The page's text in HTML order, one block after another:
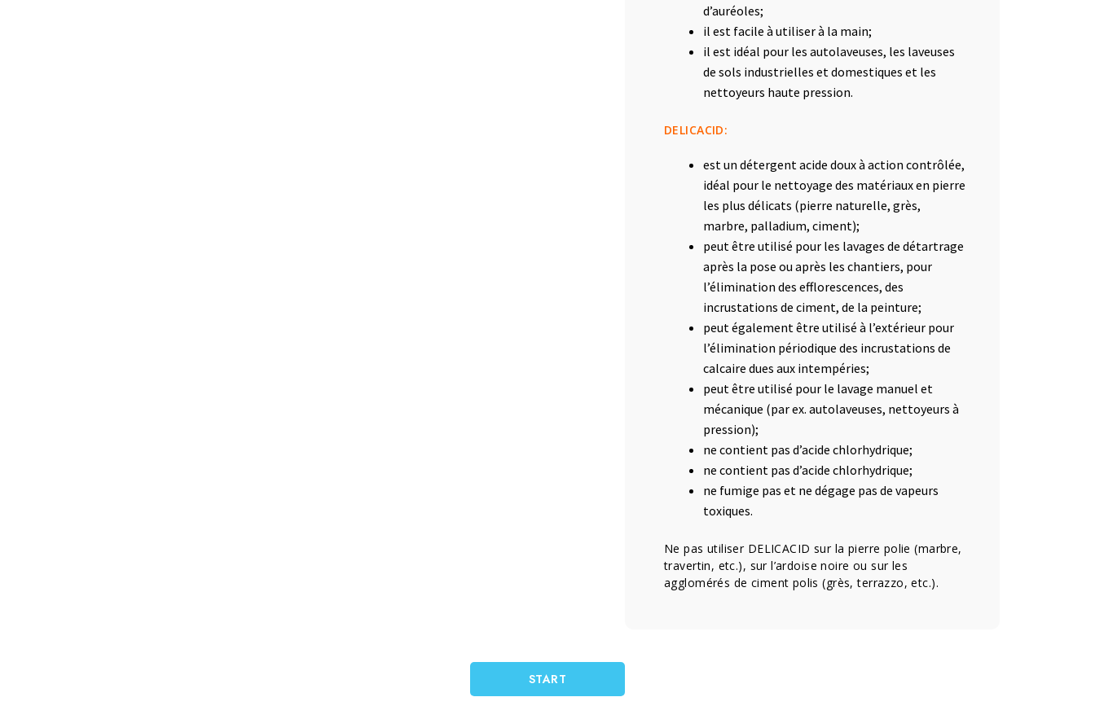
d’auréoles;
il est facile à utiliser à la main;
il est idéal pour les autolaveuses, les laveuses
de sols industrielles et domestiques et les
nettoyeurs haute pression.
DELICACID:
est un détergent acide doux à action contrôlée,
idéal pour le nettoyage des matériaux en pierre
les plus délicats (pierre naturelle, grès,
marbre, palladium, ciment);
peut être utilisé pour les lavages de détartrage
après la pose ou après les chantiers, pour
l’élimination des efflorescences, des
incrustations de ciment, de la peinture;
peut également être utilisé à l’extérieur pour
l’élimination périodique des incrustations de
calcaire dues aux intempéries;
peut être utilisé pour le lavage manuel et
mécanique (par ex. autolaveuses, nettoyeurs à
pression);
ne contient pas d’acide chlorhydrique;
ne contient pas d’acide chlorhydrique;
ne fumige pas et ne dégage pas de vapeurs
toxiques.
Ne pas utiliser DELICACID sur la pierre polie (marbre,
travertin, etc.), sur l’ardoise noire ou sur les
agglomérés de ciment polis (grès, terrazzo, etc.).
START